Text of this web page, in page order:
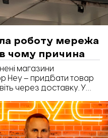
роботу мережа
чому причина
магазини
Hey – придбати товар
через доставку. У
у місті тимчасово не